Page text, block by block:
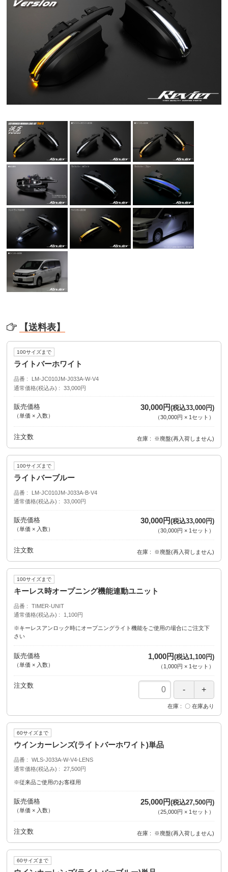
【送料表】
100サイズまで
ライトバーホワイト
品番
LM-JC010JM-J033A-W-V4
通常価格(税込み)
33,000円
販売価格
（単価 × 入数）
30,000円(税込33,000円)
（30,000円 × 1セット ）
注文数 在庫 ※廃盤(再入荷しません)
100サイズまで
ライトバーブルー
品番
LM-JC010JM-J033A-B-V4
通常価格(税込み)
33,000円
販売価格
（単価 × 入数）
30,000円(税込33,000円)
（30,000円 × 1 セット ）
注文数 在庫 ※廃盤(再入荷しません)
100サイズまで
キーレス時オープニング機能連動ユニット
品番
TIMER-UNIT
通常価格(税込み)
1,100円
※キーレスアンロック時にオープニングライト機能をご使用の場合にご注文下
さい
販売価格
（単価 × 入数）
1,000円(税込1,100円)
（ 1,000円 × 1セット ）
注文数
在庫 〇 在庫あり
60サイズまで
ウインカーレンズ(ライトバーホワイト)単品
品番
WLS-J033A-W-V4-LENS
通常価格(税込み)
27,500円
※従来品ご使用のお客様用
販売価格
（単価 × 入数）
25,000円(税込27,500円)
（25,000円 × 1セット ）
注文数 在庫 ※廃盤(再入荷しません)
60サイズまで